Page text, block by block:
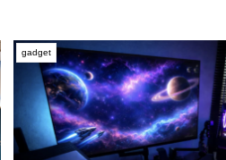
gadget